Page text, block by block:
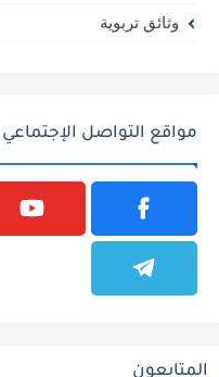
وثائق تربوية
مواقع التواصل الإجتماعي
المتابعون